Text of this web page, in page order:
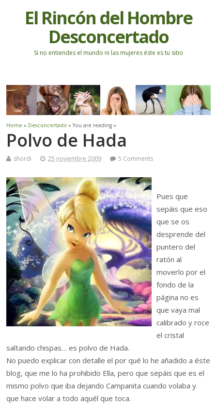
El Rincón del Hombre
Desconcertado
Si no entiendes el mundo ni las mujeres éste es tu sitio
Home » Desconcertado » You are reading »
Polvo de Hada
shordi 25 noviembre 2009 5 Comments
Pues que
sepáis que eso
que se os
desprende del
puntero del
ratón al
moverlo por el
fondo de la
página no es
que vaya mal
calibrado y roce
el cristal
saltando chispas… es polvo de Hada.
No puedo explicar con detalle el por qué lo he añadido a éste
blog, que me lo ha prohibido Ella, pero que sepáis que es el
mismo polvo que iba dejando Campanita cuando volaba y
que hace volar a todo aquél que toca.